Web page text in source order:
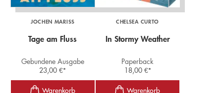
JOCHEN MARISS
Tage am Fluss
Gebundene Ausgabe
23,00€*
CHELSEA CURTO
In Stormy Weather
Paperback
18,00 €*